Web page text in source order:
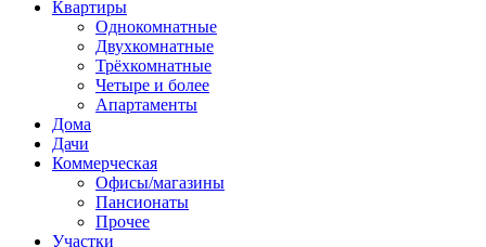
Квартиры
Однокомнатные
Двухкомнатные
Трёхкомнатные
Четыре и более
Апартаменты
Дома
Дачи
Коммерческая
Офисы/магазины
Пансионаты
Прочее
Участки